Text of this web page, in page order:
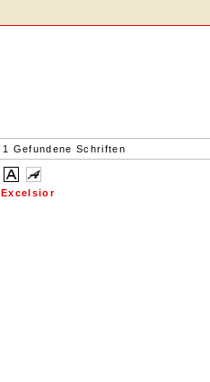
1 Gefundene Schriften
Excelsior